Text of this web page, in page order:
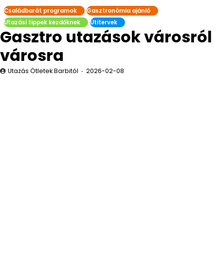
Családbarát programok
Gasztronómia ajánló
Utazási tippek kezdőknek
Útitervek
Gasztro utazások városról
városra
Utazás Ötletek Barbitól 2026-02-08